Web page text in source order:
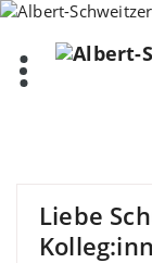
Zum
springen
Liebe